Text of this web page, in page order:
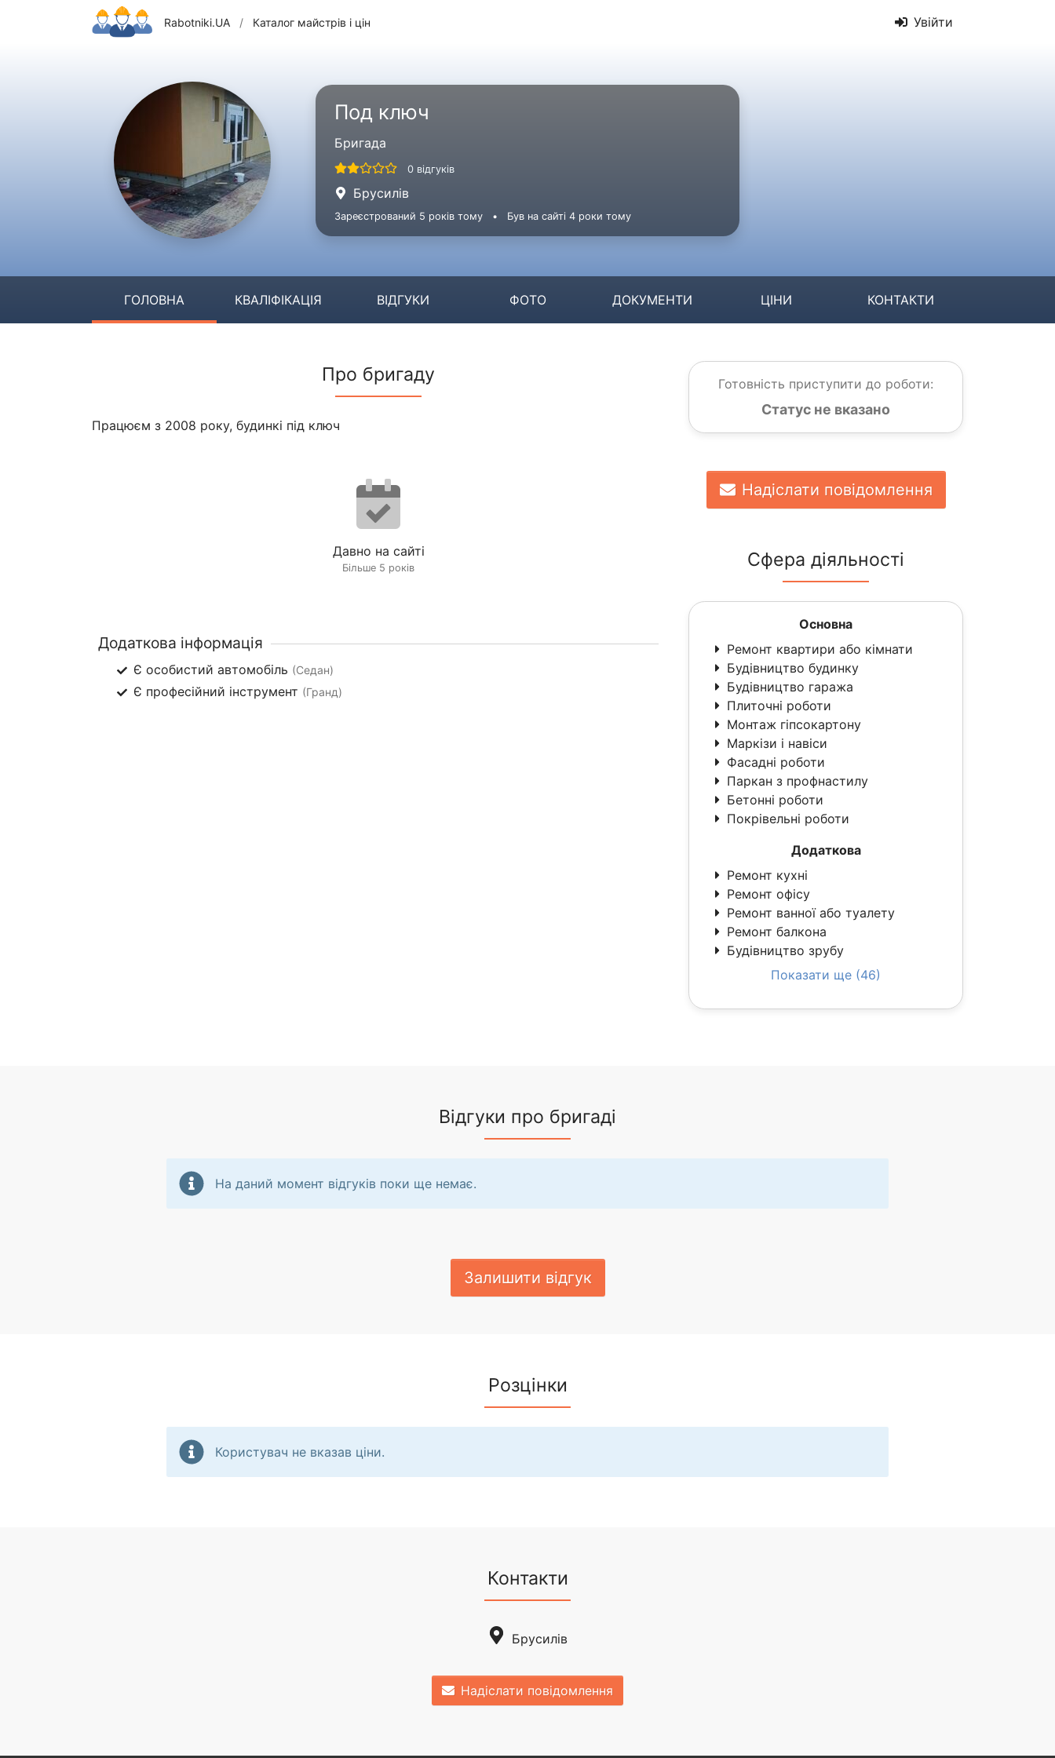
Rabotniki.UA / Каталог майстрів і цін Увійти
Под ключ
Бригада
0 відгуків
Брусилів
Зареєстрований 5 років тому • Був на сайті 4 роки тому
ГОЛОВНА КВАЛІФІКАЦІЯ ВІДГУКИ ФОТО ДОКУМЕНТИ ЦІНИ КОНТАКТИ
Про бригаду
Працюєм з 2008 року, будинкі під ключ
Давно на сайті
Більше 5 років
Додаткова інформація
Є особистий автомобіль (Седан)
Є професійний інструмент (Гранд)
Готовність приступити до роботи:
Статус не вказано
Надіслати повідомлення
Сфера діяльності
Основна
Ремонт квартири або кімнати
Будівництво будинку
Будівництво гаража
Плиточні роботи
Монтаж гіпсокартону
Маркізи і навіси
Фасадні роботи
Паркан з профнастилу
Бетонні роботи
Покрівельні роботи
Додаткова
Ремонт кухні
Ремонт офісу
Ремонт ванної або туалету
Ремонт балкона
Будівництво зрубу
Показати ще (46)
Відгуки про бригаді
На даний момент відгуків поки ще немає.
Залишити відгук
Розцінки
Користувач не вказав ціни.
Контакти
Брусилів
Надіслати повідомлення